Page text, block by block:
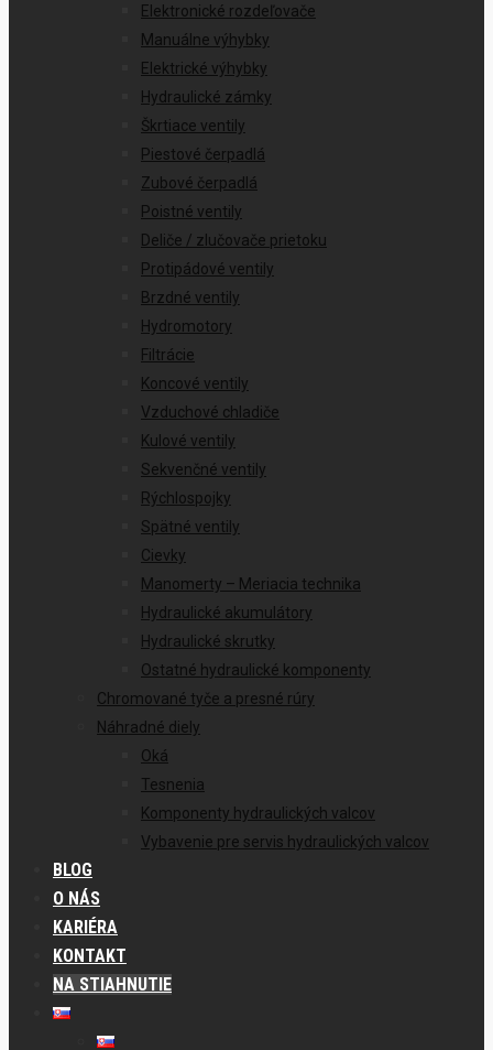
Elektronické rozdeľovače
Manuálne výhybky
Elektrické výhybky
Hydraulické zámky
Škrtiace ventily
Piestové čerpadlá
Zubové čerpadlá
Poistné ventily
Deliče / zlučovače prietoku
Protipádové ventily
Brzdné ventily
Hydromotory
Filtrácie
Koncové ventily
Vzduchové chladiče
Kulové ventily
Sekvenčné ventily
Rýchlospojky
Spätné ventily
Cievky
Manomerty – Meriacia technika
Hydraulické akumulátory
Hydraulické skrutky
Ostatné hydraulické komponenty
Chromované tyče a presné rúry
Náhradné diely
Oká
Tesnenia
Komponenty hydraulických valcov
Vybavenie pre servis hydraulických valcov
BLOG
O NÁS
KARIÉRA
KONTAKT
NA STIAHNUTIE